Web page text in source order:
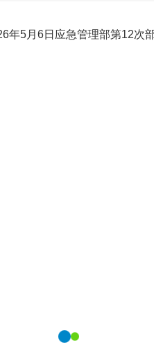
年5月6日应急管理部第12次